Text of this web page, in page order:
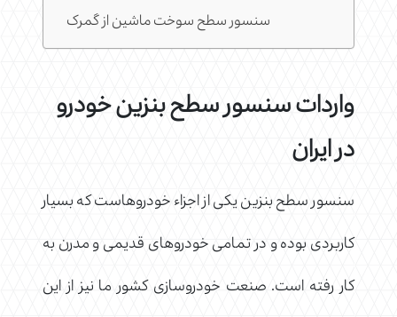
سنسور سطح سوخت ماشین از گمرک
واردات سنسور سطح بنزین خودرو
در ایران
سنسور سطح بنزین یکی از اجزاء خودروهاست که بسیار
کاربردی بوده و در تمامی خودروهای قدیمی و مدرن به
کار رفته است. صنعت خودروسازی کشور ما نیز از این